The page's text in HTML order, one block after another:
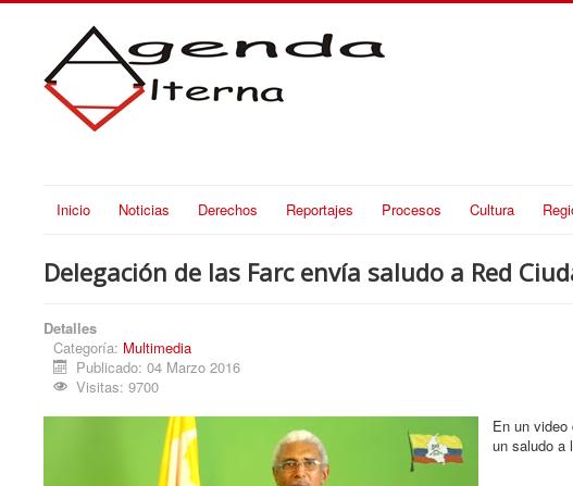
Inicio Noticias Derechos Reportajes Procesos Cultura
Delegación de las Farc envía saludo a Red
Detalles
Categoría: Multimedia
Publicado: 04 Marzo 2016
Visitas: 9700
En un
un saludo a